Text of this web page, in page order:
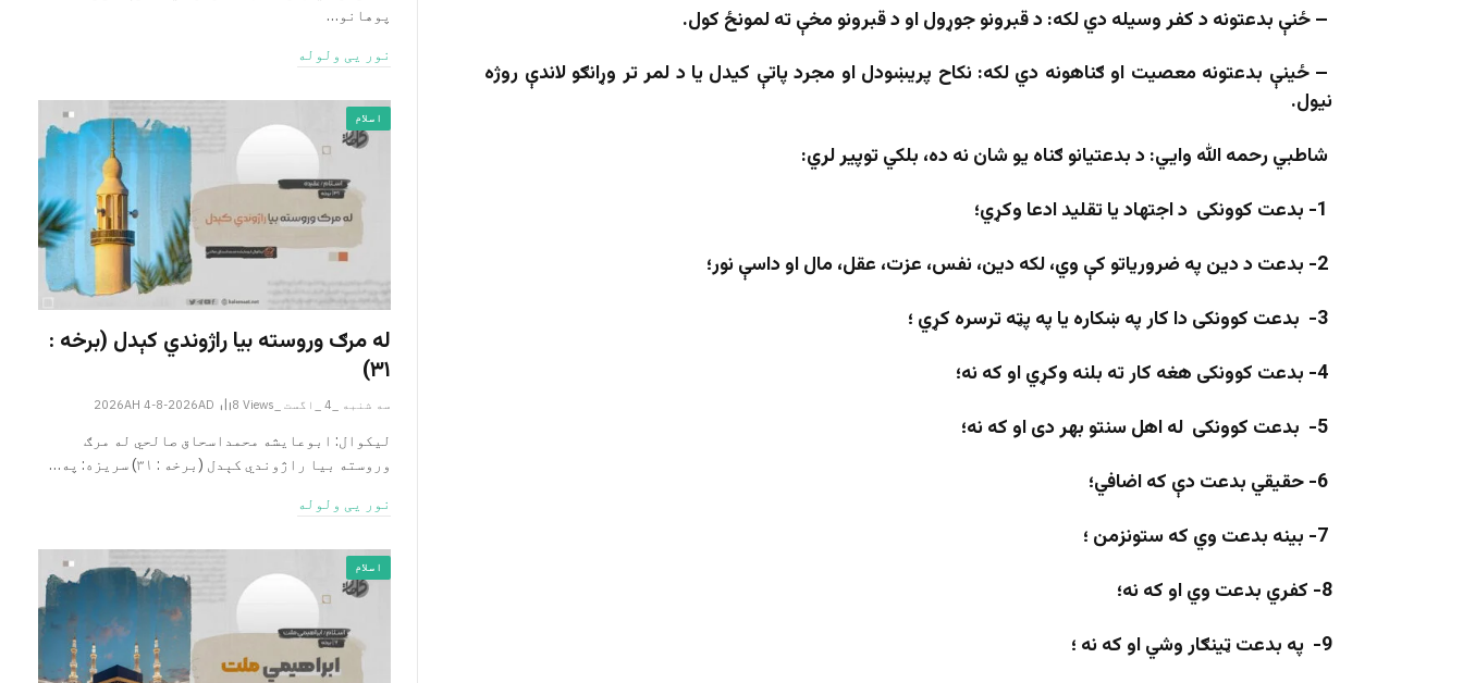
– ځنې بدعتونه د کفر وسيله دي لکه: د قبرونو جوړول او د قبرونو مخې ته لمونځ کول.
– ځینې بدعتونه معصیت او ګناهونه دي لکه: نکاح پریښودل او مجرد پاتې کیدل یا د لمر تر وړانګو لاندې روژه
نیول.
شاطبي رحمه الله وايي: د بدعتیانو ګناه يو شان نه ده، بلکي توپير لري:
8- کفري بدعت وي او که نه؛
9- په بدعت ټینګار وشي او که نه ؛
پوهانو…
نور یی ولوله
اسلام
له مرګ وروسته بیا راژوندي کېدل (برخه :
۳۱)
سه شنبه _4 _اگست _2026AH 4-8-2026AD 8 Views
لیکوال: ابوعایشه محمداسحاق صالحي له مرګ
وروسته بیا راژوندي کېدل (برخه : ۳۱) سریزه: په…
نور یی ولوله
اسلام